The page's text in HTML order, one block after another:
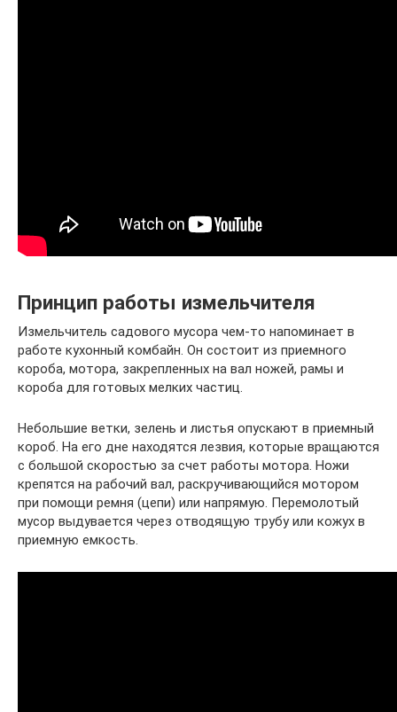
Принцип работы измельчителя
Измельчитель садового мусора чем-то напоминает в
работе кухонный комбайн. Он состоит из приемного
короба, мотора, закрепленных на вал ножей, рамы и
короба для готовых мелких частиц.
Небольшие ветки, зелень и листья опускают в приемный
короб. На его дне находятся лезвия, которые вращаются
с большой скоростью за счет работы мотора. Ножи
крепятся на рабочий вал, раскручивающийся мотором
при помощи ремня (цепи) или напрямую. Перемолотый
мусор выдувается через отводящую трубу или кожух в
приемную емкость.